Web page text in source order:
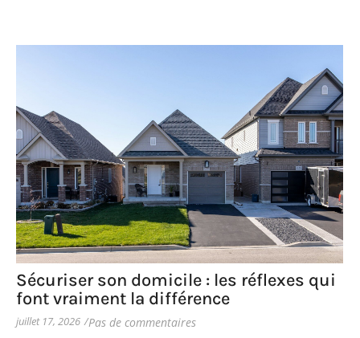
Sécuriser son domicile : les réflexes qui
font vraiment la différence
juillet 17, 2026 /Pas de commentaires